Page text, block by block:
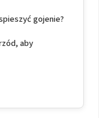
gojenie?
aby